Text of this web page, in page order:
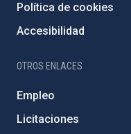
Política de cookies
Accesibilidad
OTROS ENLACES
Empleo
Licitaciones